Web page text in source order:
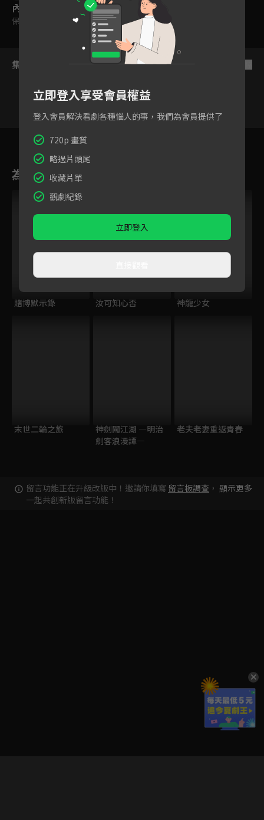
內容標籤
保護級
集數列表
22 23
為您推薦
賭博默示錄 汝可知心否 神龍少女
末世二輪之旅
神劍闖江湖 ―明治
劍客浪漫譚―
老夫老妻重返青春
留言功能正在升級改版中！邀請你填寫 留言板調查 ，
一起共創新版留言功能！
顯示更多
立即登入享受會員權益
登入會員解決看劇各種惱人的事，我們為會員提供了
720p 畫質
略過片頭尾
收藏片單
觀劇紀錄
立即登入